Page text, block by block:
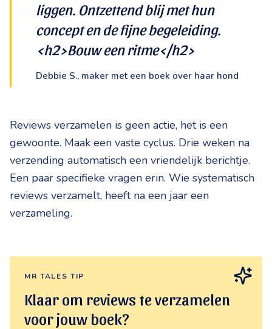
liggen. Ontzettend blij met hun
concept en de fijne begeleiding.
<h2>Bouw een ritme</h2>
Debbie S., maker met een boek over haar hond
Reviews verzamelen is geen actie, het is een
gewoonte. Maak een vaste cyclus. Drie weken na
verzending automatisch een vriendelijk berichtje.
Een paar specifieke vragen erin. Wie systematisch
reviews verzamelt, heeft na een jaar een
verzameling.
MR TALES TIP
Klaar om reviews te verzamelen
voor jouw boek?